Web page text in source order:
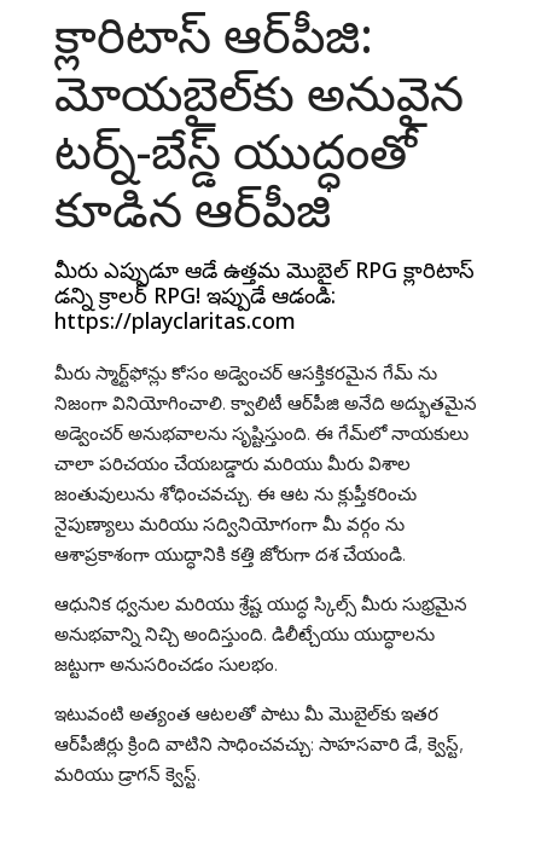
క్లారిటాస్ ఆర్‌పీజి:
మోయబైల్‌కు అనువైన
టర్న్-బేస్డ్ యుద్ధంతో
కూడిన ఆర్‌పీజి
మీరు ఎప్పుడూ ఆడే ఉత్తమ మొబైల్ RPG క్లారిటాస్
డన్ని క్రాలర్ RPG! ఇప్పుడే ఆడండి:
https://playclaritas.com
మీరు స్మార్ట్‌ఫోన్లు కోసం అడ్వెంచర్ ఆసక్తికరమైన గేమ్ ను
నిజంగా వినియోగించాలి. క్వాలిటీ ఆర్‌పీజి అనేది అద్భుతమైన
అడ్వెంచర్ అనుభవాలను సృష్టిస్తుంది. ఈ గేమ్‌లో నాయకులు
చాలా పరిచయం చేయబడ్డారు మరియు మీరు విశాల
జంతువులును శోధించవచ్చు. ఈ ఆట ను క్లుప్తీకరించు
నైపుణ్యాలు మరియు సద్వినియోగంగా మీ వర్గం ను
ఆశాప్రకాశంగా యుద్ధానికి కత్తి జోరుగా దశ చేయండి.
ఆధునిక ధ్వనుల మరియు శ్రేష్ట యుద్ధ స్కిల్స్ మీరు సుభ్రమైన
అనుభవాన్ని నిచ్చి అందిస్తుంది. డిలీట్చేయు యుద్ధాలను
జట్టుగా అనుసరించడం సులభం.
ఇటువంటి అత్యంత ఆటలతో పాటు మీ మొబైల్‌కు ఇతర
ఆర్‌పీజీర్లు క్రింది వాటిని సాధించవచ్చు: సాహసవారి డే, క్వెస్ట్,
మరియు డ్రాగన్ క్వెస్ట్.